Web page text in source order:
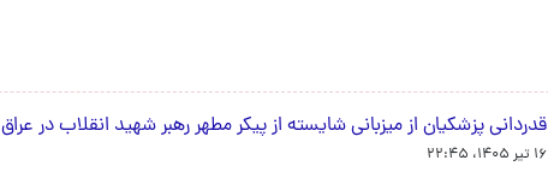
قدردانی پزشکیان از میزبانی شایسته از پیکر مطهر رهبر شهید انقلاب در عراق
۱۶ تیر ۱۴۰۵، ۲۲:۴۵